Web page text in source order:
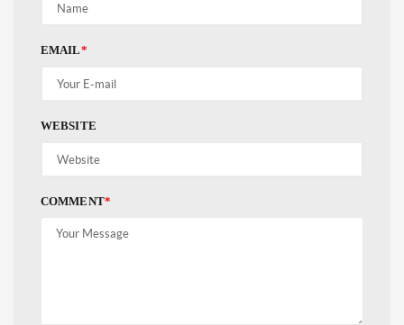
EMAIL*
WEBSITE
COMMENT*